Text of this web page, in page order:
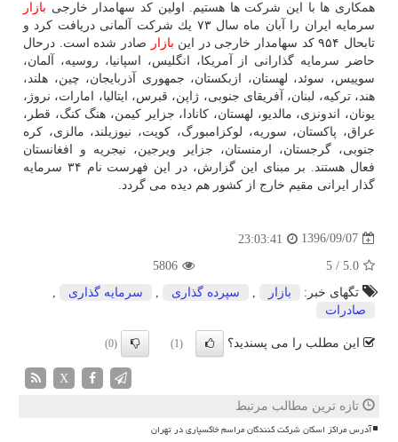
همكاری ها با این شركت ها هستیم. اولین كد سهامدار خارجی بازار
سرمایه ایران را آبان ماه سال ۷۳ یك شركت آلمانی دریافت كرد و
تابحال ۹۵۴ كد سهامدار خارجی در این
بازار
صادر شده است. درحال
حاضر سرمایه گذارانی از آمریكا، انگلیس، اسپانیا، روسیه، آلمان،
سوییس، سوئد، لهستان، ازبكستان، جمهوری آذربایجان، چین، هلند،
هند، تركیه، لبنان، آفریقای جنوبی، ژاپن، قبرس، ایتالیا، امارات، نروژ،
یونان، اندونزی، مالدیو، لهستان، كانادا، جزایر كیمن، هنگ كنگ، قطر،
عراق، پاكستان، سوریه، لوكزامبورگ، كویت، نیوزیلند، مالزی، كره
جنوبی، گرجستان، ارمنستان، جزایر ویرجین، نیجریه و افغانستان
فعال هستند. بر مبنای این گزارش، در این فهرست نام ۳۴ سرمایه
گذار ایرانی مقیم خارج از كشور هم دیده می گردد.
1396/09/07
23:03:41
5.0
/
5
5806
تگهای خبر:
بازار سپرده گذاری سرمایه گذاری
صادرات
این مطلب را می پسندید؟ (1)
(0)
X
تازه ترین مطالب مرتبط
آدرس مراکز اسکان شرکت کنندگان مراسم خاکسپاری در تهران